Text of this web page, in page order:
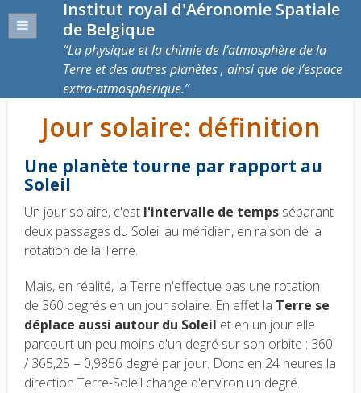
Institut royal d'Aéronomie Spatiale
de Belgique
La physique et la chimie de l’atmosphère de la
Terre et des autres planètes , ainsi que de l’espace
extra-atmosphérique.
Jour solaire: définition
Une planète tourne par rapport au
Soleil
Un jour solaire, c'est l'intervalle de temps séparant
deux passages du Soleil au méridien, en raison de la
rotation de la Terre.
Mais, en réalité, la Terre n'effectue pas une rotation
de 360 degrés en un jour solaire. En effet la Terre se
déplace aussi autour du Soleil et en un jour elle
parcourt un peu moins d'un degré sur son orbite : 360
/ 365,25 = 0,9856 degré par jour. Donc en 24 heures la
direction Terre-Soleil change d'environ un degré.